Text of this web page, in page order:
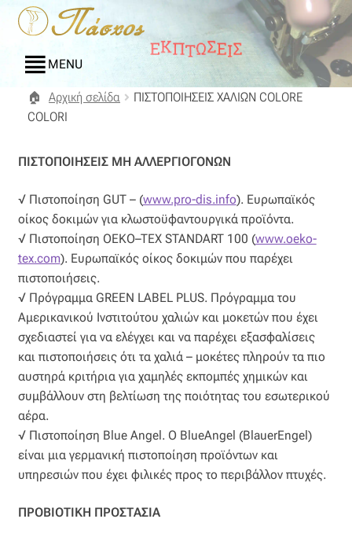
Απευθείας
μετάβαση
στην
πλοήγηση
Μετάβαση
σε
περιεχόμενο
MENU
Αρχική
Αγαπημένα
Αποστολές
Επικοινωνία
Επιστροφές
Η εταιρεία μας
Θάλασσα
Καλάθι
Κατάστημα
Αρχική σελίδα
ΠΙΣΤΟΠΟΙΗΣΕΙΣ ΧΑΛΙΩΝ COLORE
COLORI
ΠΙΣΤΟΠΟΙΗΣΕΙΣ ΜΗ ΑΛΛΕΡΓΙΟΓΟΝΩΝ
√ Πιστοποίηση GUT – (www.pro-dis.info). Ευρωπαϊκός
οίκος δοκιμών για κλωστοϋφαντουργικά προϊόντα.
√ Πιστοποίηση OEKO–TEX STANDART 100 (www.oeko-
tex.com). Ευρωπαϊκός οίκος δοκιμών που παρέχει
πιστοποιήσεις.
√ Πρόγραμμα GREEN LABEL PLUS. Πρόγραμμα του
Αμερικανικού Ινστιτούτου χαλιών και μοκετών που έχει
σχεδιαστεί για να ελέγχει και να παρέχει εξασφαλίσεις
και πιστοποιήσεις ότι τα χαλιά – μοκέτες πληρούν τα πιο
αυστηρά κριτήρια για χαμηλές εκπομπές χημικών και
συμβάλλουν στη βελτίωση της ποιότητας του εσωτερικού
αέρα.
√ Πιστοποίηση Blue Angel. Ο BlueAngel (BlauerEngel)
είναι μια γερμανική πιστοποίηση προϊόντων και
υπηρεσιών που έχει φιλικές προς το περιβάλλον πτυχές.
ΠΡΟΒΙΟΤΙΚΗ ΠΡΟΣΤΑΣΙΑ